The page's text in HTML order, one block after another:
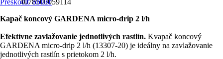
4078500059114
Preskočiť oblasť
Kapač koncový GARDENA micro-drip 2 l/h
Efektívne zavlažovanie jednotlivých rastlín. Kvapač koncový
GARDENA micro-drip 2 l/h (13307-20) je ideálny na zavlažovanie
jednotlivých rastlín s prietokom 2 l/h.